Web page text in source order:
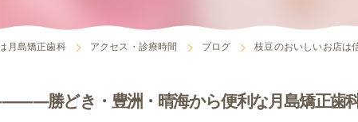
月島矯正歯科 アクセス・診療時間 ブログ 枝豆のおいしいお店
勝どき・豊洲・晴海から便利な月島矯正歯